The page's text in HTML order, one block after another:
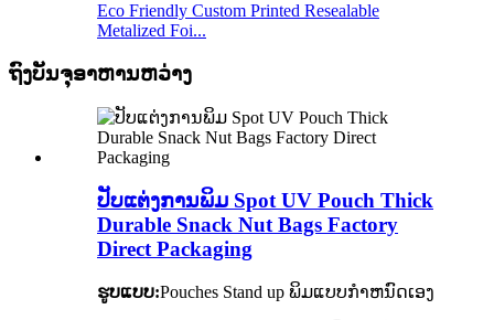
Eco Friendly Custom Printed Resealable
Metalized Foi...
ຖົງບັນຈຸອາຫານຫວ່າງ
ປັບແຕ່ງການພິມ Spot UV Pouch Thick
Durable Snack Nut Bags Factory
Direct Packaging
ຮູບແບບ:Pouches Stand up ພິມແບບກໍາຫນົດເອງ